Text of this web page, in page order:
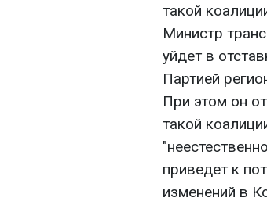
такой
Министр
уйдет в
Партией
При этом он
такой
приведет к
изменений в